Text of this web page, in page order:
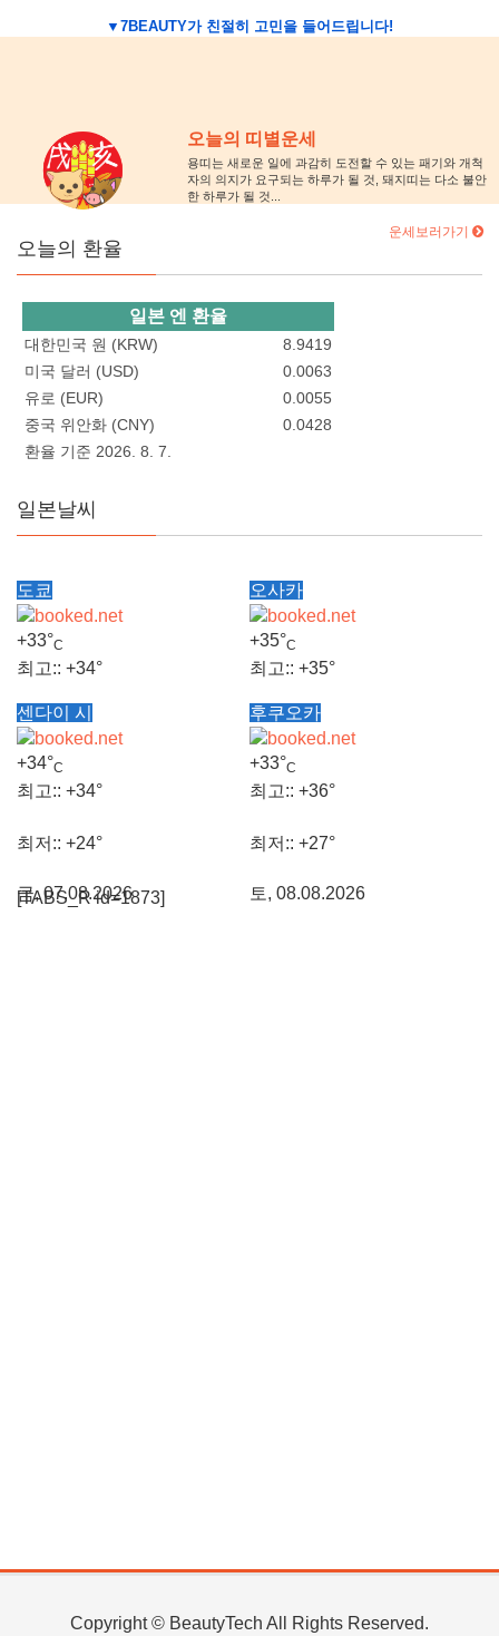
▼7BEAUTY가 친절히 고민을 들어드립니다!
오늘의 띠별운세
용띠는 새로운 일에 과감히 도전할 수 있는 패기와 개척
자의 의지가 요구되는 하루가 될 것, 돼지띠는 다소 불안
한 하루가 될 것...
운세보러가기
오늘의 환율
일본 엔 환율
대한민국 원 (KRW)
8.9419
미국 달러 (USD)
0.0063
유로 (EUR)
0.0055
중국 위안화 (CNY)
0.0428
환율 기준 2026. 8. 7.
일본날씨
도쿄
+33°C
최고:: +34°
최저::+26°
토, 08.08.2026
오사카
+35°C
최고:: +35°
최저::+28°
토, 08.08.2026
센다이 시
+34°C
최고:: +34°
최저:: +24°
금, 07.08.2026
후쿠오카
+33°C
최고:: +36°
최저:: +27°
토, 08.08.2026
[TABS_R id=1873]
Copyright © BeautyTech All Rights Reserved.